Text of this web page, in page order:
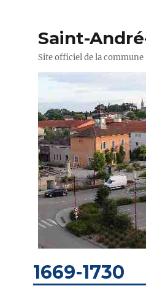
Saint-
Site officiel de la commune
1669-1730